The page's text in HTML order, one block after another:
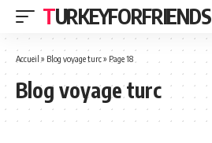
TURKEYFORFRIENDS
Accueil » Blog voyage turc» Page 18
Blog voyage turc